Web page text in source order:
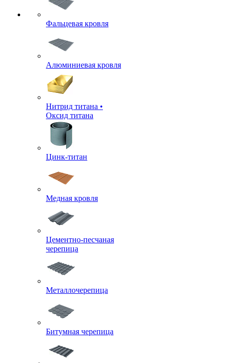
Фальцевая кровля
Алюминиевая кровля
Нитрид титана •
Оксид титана
Цинк-титан
Медная кровля
Цементно-песчаная
черепица
Металлочерепица
Битумная черепица